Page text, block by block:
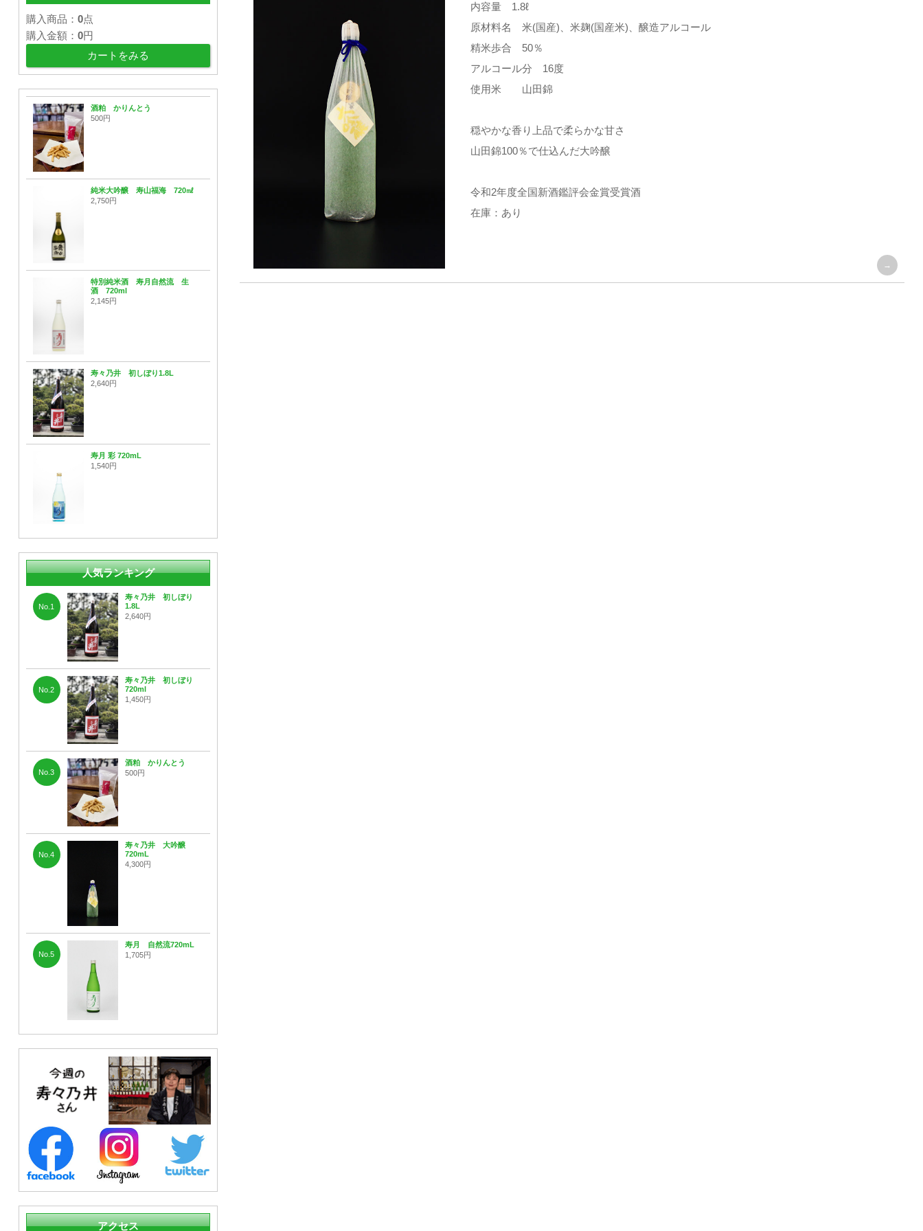
内容量 1.8ℓ
原材料名 米(国産)、米麹(国産米)、醸造アルコール
精米歩合 50％
アルコール分 16度
使用米 山田錦
穏やかな香り上品で柔らかな甘さ
山田錦100％で仕込んだ大吟醸
令和2年度全国新酒鑑評会金賞受賞酒
在庫：あり
購入商品： 0点
購入金額： 0円
カートをみる
酒粕 かりんとう
500円
純米大吟醸 寿山福海 720㎖
2,750円
特別純米酒 寿月自然流 生
酒 720ml
2,145円
寿々乃井 初しぼり1.8L
2,640円
寿月 彩 720mL
1,540円
人気ランキング
No.1
寿々乃井 初しぼり
1.8L
2,640円
No.2
寿々乃井 初しぼり
720ml
1,450円
No.3
酒粕 かりんとう
500円
No.4
寿々乃井 大吟醸
720mL
4,300円
No.5
寿月 自然流720mL
1,705円
アクセス